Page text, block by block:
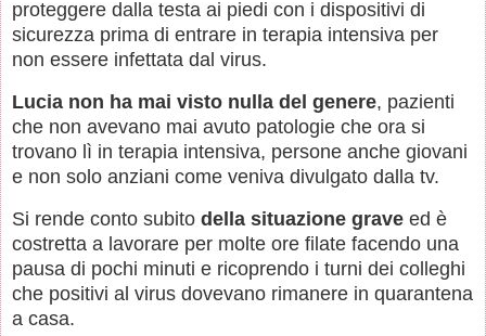
proteggere dalla testa ai piedi con i dispositivi di
sicurezza prima di entrare in terapia intensiva per
non essere infettata dal virus.
Lucia non ha mai visto nulla del genere, pazienti
che non avevano mai avuto patologie che ora si
trovano lì in terapia intensiva, persone anche giovani
e non solo anziani come veniva divulgato dalla tv.
Si rende conto subito della situazione grave ed è
costretta a lavorare per molte ore filate facendo una
pausa di pochi minuti e ricoprendo i turni dei colleghi
che positivi al virus dovevano rimanere in quarantena
a casa.